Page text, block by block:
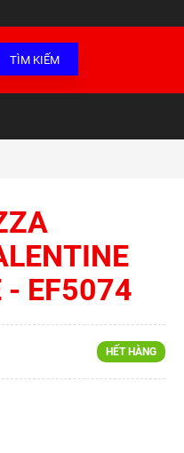
TÌM KIẾM
- EF5074
HẾT HÀNG